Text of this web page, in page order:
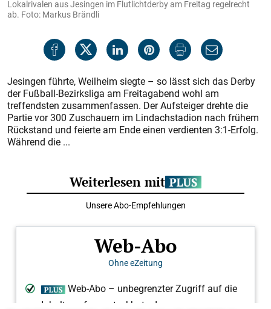
Lokalrivalen aus Jesingen im Flutlichtderby am Freitag regelrecht
ab. Foto: Markus Brändli
Jesingen führte, Weilheim siegte – so lässt sich das Derby
der Fußball-Bezirksliga am Freitagabend wohl am
treffendsten zusammenfassen. Der Aufsteiger drehte die
Partie vor 300 Zuschauern im Lindachstadion nach frühem
Rückstand und feierte am Ende einen verdienten 3:1-Erfolg.
Während die ...